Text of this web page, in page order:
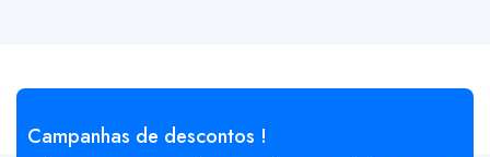
Campanhas de descontos !